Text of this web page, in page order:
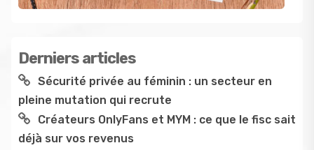
Derniers articles
Sécurité privée au féminin : un secteur en
pleine mutation qui recrute
Créateurs OnlyFans et MYM : ce que le fisc sait
déjà sur vos revenus